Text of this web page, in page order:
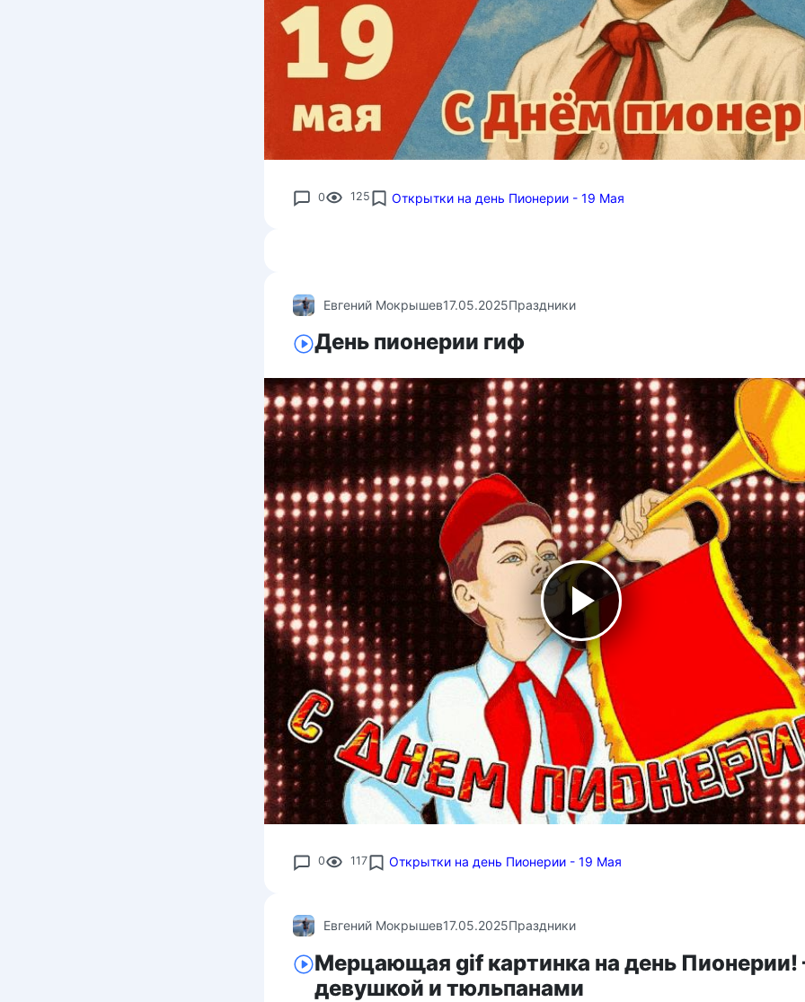
0 125 Открытки на день Пионерии - 19 Мая
Евгений Мокрышев17.05.2025Праздники
День пионерии гиф
0 117 Открытки на день Пионерии - 19 Мая
Евгений Мокрышев17.05.2025Праздники
Мерцающая gif картинка на день
девушкой и тюльпанами